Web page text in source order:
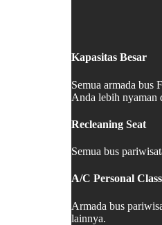
Kapasitas Besar
Semua armada bus
Anda lebih nyaman
Recleaning Seat
Semua bus
A/C Personal Class
Armada bus
lainnya.